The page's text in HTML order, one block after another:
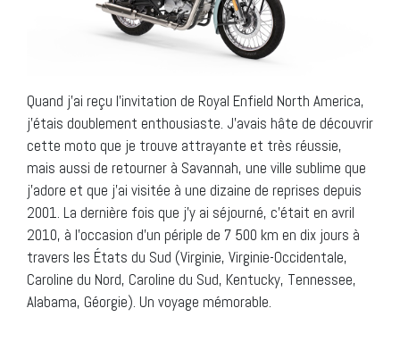
Quand j’ai reçu l’invitation de Royal Enfield North America,
j’étais doublement enthousiaste. J’avais hâte de découvrir
cette moto que je trouve attrayante et très réussie,
mais aussi de retourner à Savannah, une ville sublime que
j’adore et que j’ai visitée à une dizaine de reprises depuis
2001. La dernière fois que j’y ai séjourné, c’était en avril
2010, à l’occasion d’un périple de 7 500 km en dix jours à
travers les États du Sud (Virginie, Virginie-Occidentale,
Caroline du Nord, Caroline du Sud, Kentucky, Tennessee,
Alabama, Géorgie). Un voyage mémorable.